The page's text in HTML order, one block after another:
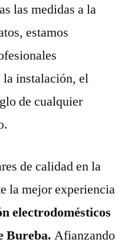
las medidas a la
estamos
la instalación, el
de cualquier
de calidad en la
la mejor experiencia
electrodomésticos
Bureba. Afianzando